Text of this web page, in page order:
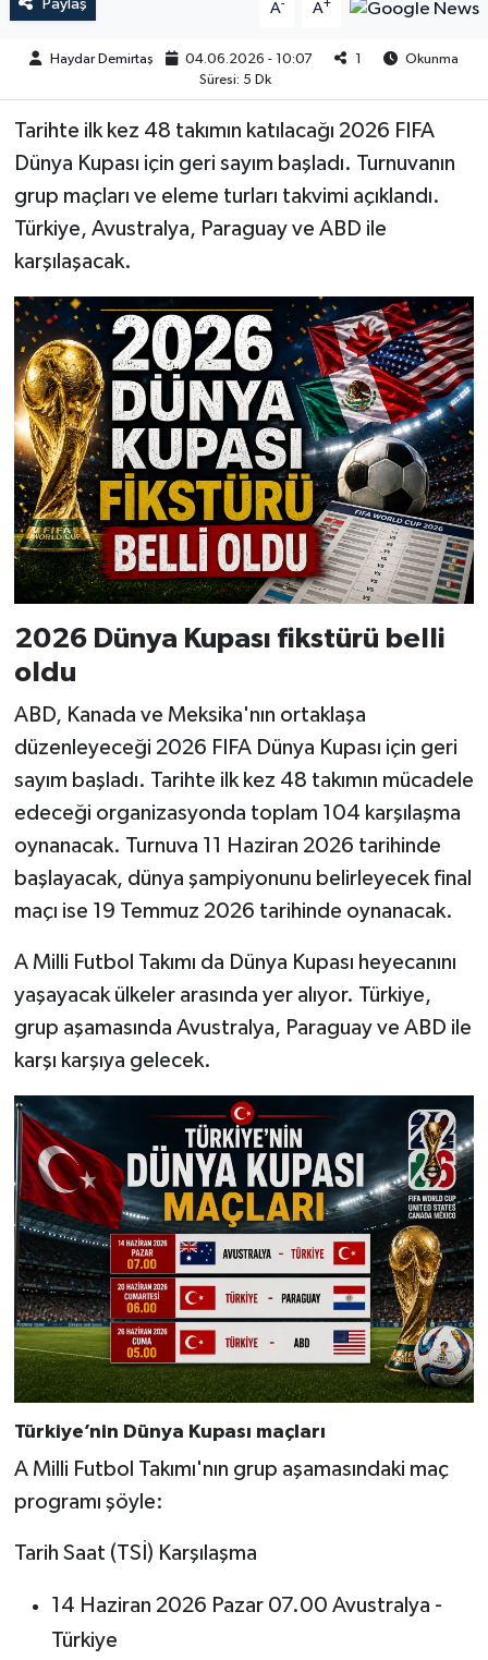
Paylaş A- A+
Haydar Demirtaş 04.06.2026 - 10:07 1
Okunma
Süresi: 5 Dk
Tarihte ilk kez 48 takımın katılacağı 2026 FIFA
Dünya Kupası için geri sayım başladı. Turnuvanın
grup maçları ve eleme turları takvimi açıklandı.
Türkiye, Avustralya, Paraguay ve ABD ile
karşılaşacak.
2026 Dünya Kupası fikstürü belli
oldu
ABD, Kanada ve Meksika'nın ortaklaşa
düzenleyeceği 2026 FIFA Dünya Kupası için geri
sayım başladı. Tarihte ilk kez 48 takımın mücadele
edeceği organizasyonda toplam 104 karşılaşma
oynanacak. Turnuva 11 Haziran 2026 tarihinde
başlayacak, dünya şampiyonunu belirleyecek final
maçı ise 19 Temmuz 2026 tarihinde oynanacak.
A Milli Futbol Takımı da Dünya Kupası heyecanını
yaşayacak ülkeler arasında yer alıyor. Türkiye,
grup aşamasında Avustralya, Paraguay ve ABD ile
karşı karşıya gelecek.
Türkiye’nin Dünya Kupası maçları
A Milli Futbol Takımı'nın grup aşamasındaki maç
programı şöyle:
Tarih Saat (TSİ) Karşılaşma
14 Haziran 2026 Pazar 07.00 Avustralya -
Türkiye